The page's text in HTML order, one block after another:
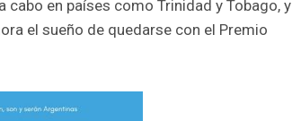
cabo en países como Trinidad y Tobago, y
el sueño de quedarse con el Premio